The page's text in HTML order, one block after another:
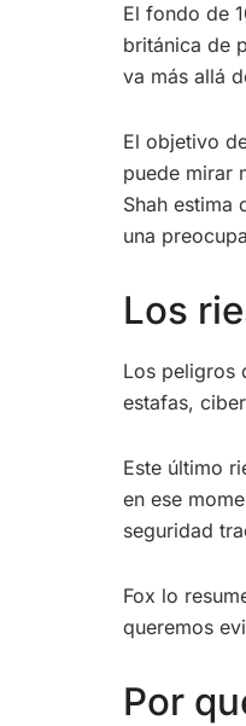
El fondo de
británica de
va más allá
El objetivo
puede mirar
Shah estima
una
Los
Los peligros
estafas,
Este último
en ese
seguridad
Fox lo
queremos
Por